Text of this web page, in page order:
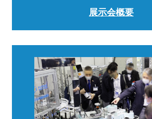
展示会概要